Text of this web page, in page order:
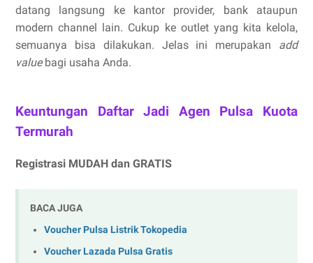
datang langsung ke kantor provider, bank ataupun
modern channel lain. Cukup ke outlet yang kita kelola,
semuanya bisa dilakukan. Jelas ini merupakan add
valuebagi usaha Anda.
Keuntungan Daftar Jadi Agen Pulsa Kuota
Termurah
Registrasi MUDAH dan GRATIS
BACA JUGA
Voucher Pulsa Listrik Tokopedia
Voucher Lazada Pulsa Gratis